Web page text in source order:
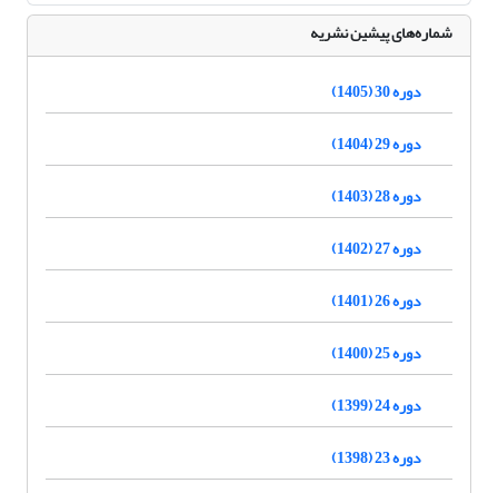
شماره‌های پیشین نشریه
دوره 30 (1405)
دوره 29 (1404)
دوره 28 (1403)
دوره 27 (1402)
دوره 26 (1401)
دوره 25 (1400)
دوره 24 (1399)
دوره 23 (1398)